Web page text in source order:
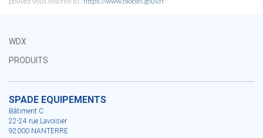
WDX
PRODUITS
SPADE EQUIPEMENTS
Bâtiment C
22-24 rue Lavoisier
92000 NANTERRE